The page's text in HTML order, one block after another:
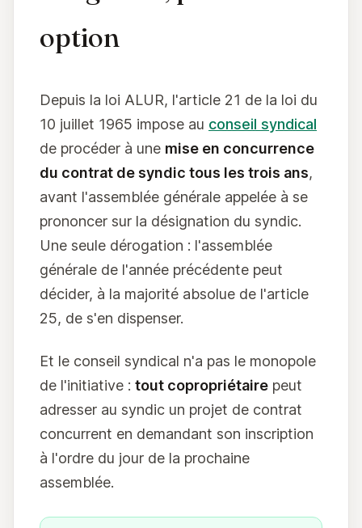
option
Depuis la loi ALUR, l'article 21 de la loi du
10 juillet 1965 impose au conseil syndical
de procéder à une mise en concurrence
du contrat de syndic tous les trois ans,
avant l'assemblée générale appelée à se
prononcer sur la désignation du syndic.
Une seule dérogation : l'assemblée
générale de l'année précédente peut
décider, à la majorité absolue de l'article
25, de s'en dispenser.
Et le conseil syndical n'a pas le monopole
de l'initiative : tout copropriétaire peut
adresser au syndic un projet de contrat
concurrent en demandant son inscription
à l'ordre du jour de la prochaine
assemblée.